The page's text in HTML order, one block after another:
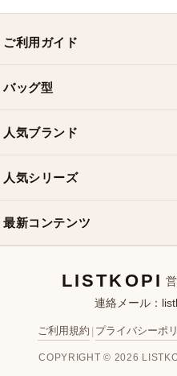
ご利用ガイド
配送について
返品・交換
お問い合わせ
バッグ型
ショルダーバッグ
クロスボディバッグ
ミニバッグ
バケットバッグ
人気ブランド
シャネルバッグ
ディオールバッグ
人気シリーズ
最新コンテンツ
新着アイテム
ブランドカテゴリ
お客様レビュー
LISTKOPI
連絡メール：
ご利用規約 プライバシーポ
COPYRIGHT © 2026